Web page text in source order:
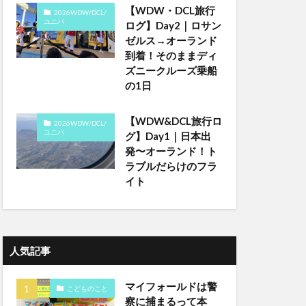
2026WDW/DCL/
ユニバ
【WDW・DCL旅行
ログ】Day2｜ロサン
ゼルス→オーランド
到着！そのままディ
ズニークルーズ乗船
の1日
2026WDW/DCL/
ユニバ
【WDW&DCL旅行ロ
グ】Day1｜日本出
発〜オーランド！ト
ラブルだらけのフラ
イト
人気記事
こどものこと
マイフォールドは警
察に捕まるって本